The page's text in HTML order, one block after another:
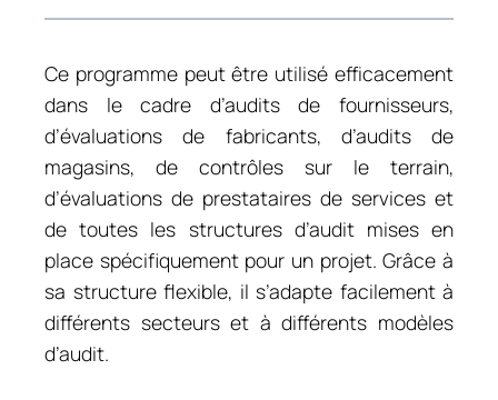
Ce programme peut être utilisé efficacement
dans le cadre d’audits de fournisseurs,
d’évaluations de fabricants, d’audits de
magasins, de contrôles sur le terrain,
d’évaluations de prestataires de services et
de toutes les structures d’audit mises en
place spécifiquement pour un projet. Grâce à
sa structure flexible, il s’adapte facilement à
différents secteurs et à différents modèles
d’audit.